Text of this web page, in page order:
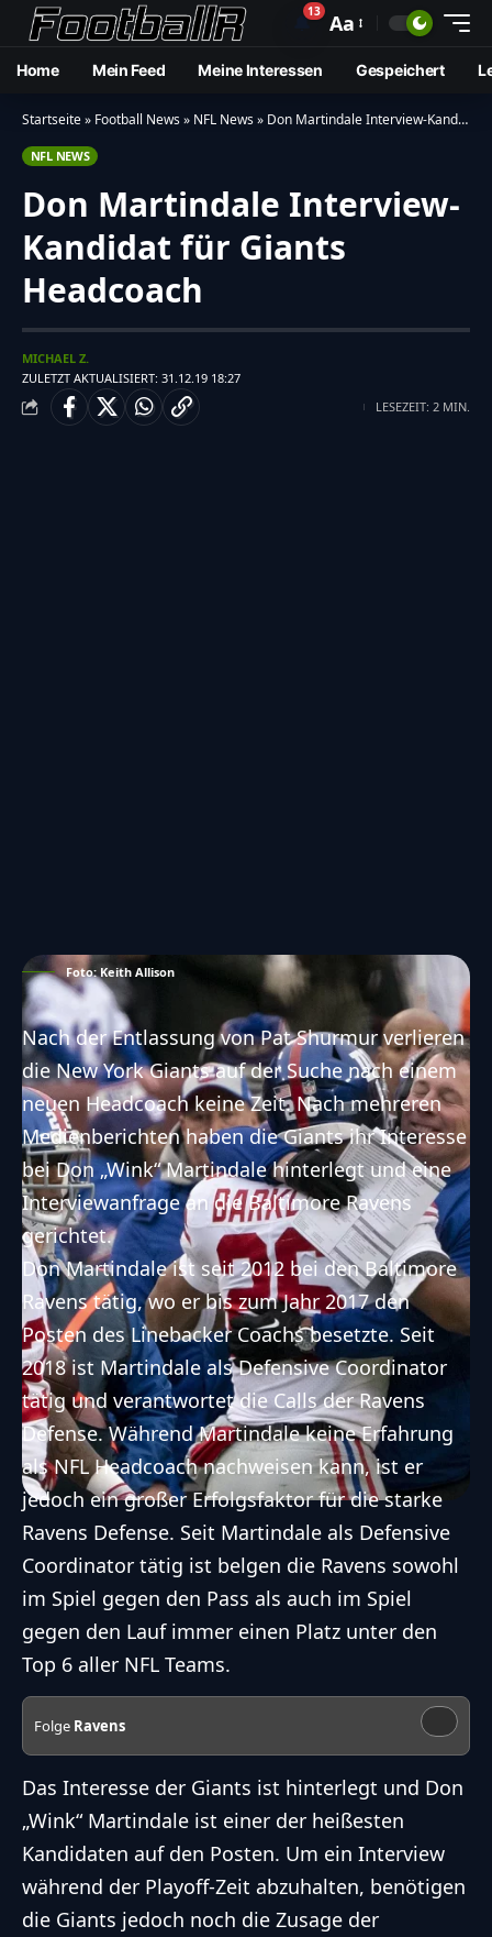
🔔13 Aa
Home Mein Feed Meine Interessen Gespeichert
Startseite» Football News» NFL News» Don Martindale Interview-Kandidat für Giants Headcoach
NFL NEWS
Don Martindale Interview-
Kandidat für Giants
Headcoach
ZULETZT AKTUALISIERT: 31.12.19 18:27
MICHAEL Z.
LESEZEIT: 2 MIN.
Foto: Keith Allison
Nach der Entlassung von Pat Shurmur verlieren
die New York Giants auf der Suche nach einem
neuen Headcoach keine Zeit. Nach mehreren
Medienberichten haben die Giants ihr Interesse
bei Don „Wink“ Martindale hinterlegt und eine
Interviewanfrage an die Baltimore Ravens
gerichtet.
Don Martindale ist seit 2012 bei den Baltimore
Ravens tätig, wo er bis zum Jahr 2017 den
Posten des Linebacker Coachs besetzte. Seit
2018 ist Martindale als Defensive Coordinator
tätig und verantwortet die Calls der Ravens
Defense. Während Martindale keine Erfahrung
als NFL Headcoach nachweisen kann, ist er
jedoch ein großer Erfolgsfaktor für die starke
Ravens Defense. Seit Martindale als Defensive
Coordinator tätig ist belgen die Ravens sowohl
im Spiel gegen den Pass als auch im Spiel
gegen den Lauf immer einen Platz unter den
Top 6 aller NFL Teams.
Folge Ravens
Das Interesse der Giants ist hinterlegt und Don
„Wink“ Martindale ist einer der heißesten
Kandidaten auf den Posten. Um ein Interview
während der Playoff-Zeit abzuhalten, benötigen
die Giants jedoch noch die Zusage der